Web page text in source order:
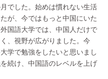
でした。始めは慣れない生活
が、今ではもっと中国にいた
国語大学では、中国人だけで
、視野が広がりました。今
学で勉強をしたいと思いまし
続け、中国語のレベルを上げ